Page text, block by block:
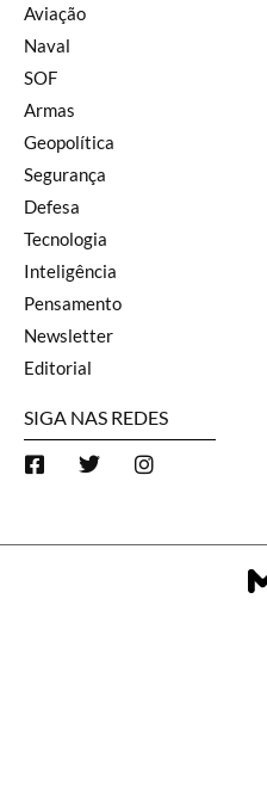
Aviação
Naval
SOF
Armas
Geopolítica
Segurança
Defesa
Tecnologia
Inteligência
Pensamento
Newsletter
Editorial
SIGA NAS REDES